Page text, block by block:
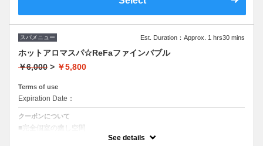
スパメニュー Est. Duration：Approx. 1 hrs30 mins
ホットアロマスパ☆ReFaファインバブル
￥6,000 > ￥5,800
Terms of use
Expiration Date：
クーポンについて
■完全個室の癒し空間
See details